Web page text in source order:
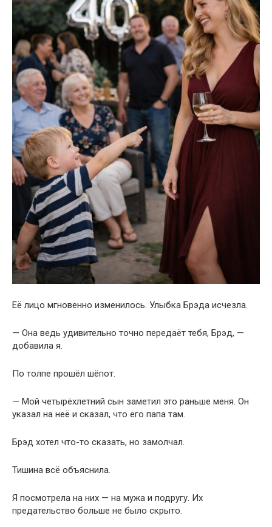
Её лицо мгновенно изменилось. Улыбка Брэда исчезла.
— Она ведь удивительно точно передаёт тебя, Брэд, —
добавила я.
По толпе прошёл шёпот.
— Мой четырёхлетний сын заметил это раньше меня. Он
указал на неё и сказал, что его папа там.
Брэд хотел что-то сказать, но замолчал.
Тишина всё объяснила.
Я посмотрела на них — на мужа и подругу. Их
предательство больше не было скрыто.